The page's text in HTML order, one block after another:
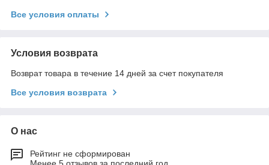
Все условия оплаты
Условия возврата
Возврат товара в течение 14 дней за счет покупателя
Все условия возврата
О нас
Рейтинг не сформирован